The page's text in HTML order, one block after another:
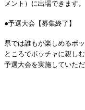
メント）に出場できます。
●予選大会【募集終了】
県では誰もが楽しめるボ
ところでボッチャに親し
予選大会を実施していた